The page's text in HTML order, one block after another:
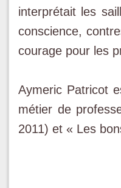
interprétait les
conscience,
courage pour les
Aymeric Patricot
métier de
2011) et « Les